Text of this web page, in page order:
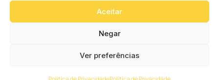
Aceitar
Negar
Ver preferências
Palavra dos Bispos
Vicariatos da Educação
Eventos